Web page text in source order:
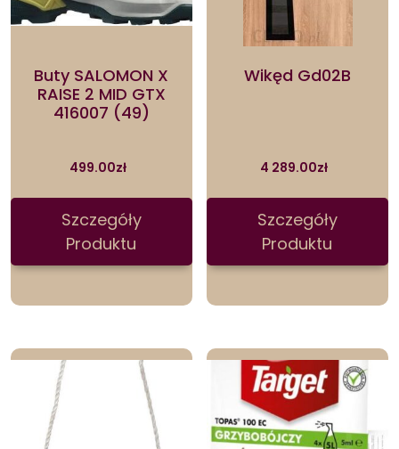
Buty SALOMON X
RAISE 2 MID GTX
416007 (49)
499.00zł
Szczegóły
Produktu
Wikęd Gd02B
4 289.00zł
Szczegóły
Produktu